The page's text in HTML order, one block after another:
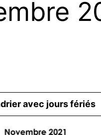
avec jours fériés